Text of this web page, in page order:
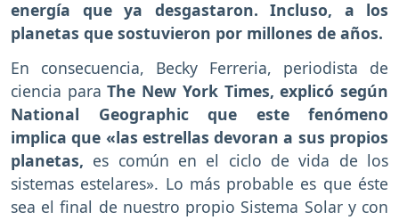
energía que ya desgastaron. Incluso, a los
planetas que sostuvieron por millones de años.
En consecuencia, Becky Ferreria, periodista de
ciencia para The New York Times, explicó según
National Geographic que este fenómeno
implica que «las estrellas devoran a sus propios
planetas, es común en el ciclo de vida de los
sistemas estelares». Lo más probable es que éste
sea el final de nuestro propio Sistema Solar y con